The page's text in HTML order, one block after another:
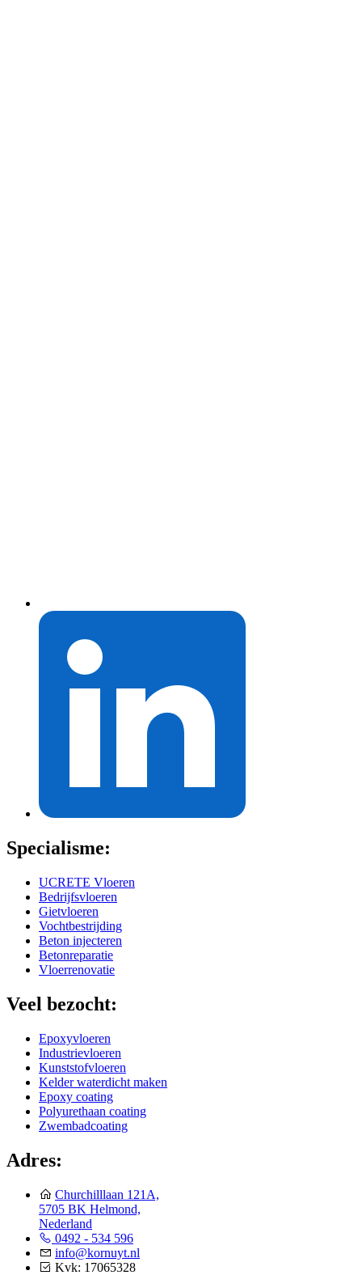
Specialisme:
UCRETE Vloeren
Bedrijfsvloeren
Gietvloeren
Vochtbestrijding
Beton injecteren
Betonreparatie
Vloerrenovatie
Veel bezocht:
Epoxyvloeren
Industrievloeren
Kunststofvloeren
Kelder waterdicht maken
Epoxy coating
Polyurethaan coating
Zwembadcoating
Adres:
Churchilllaan 121A,
5705 BK Helmond,
Nederland
0492 - 534 596
info@kornuyt.nl
Kvk: 17065328